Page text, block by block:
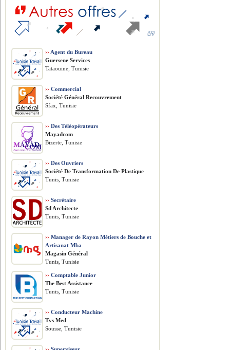
›› Agent du Bureau
Guersene Services
Tataouine, Tunisie
›› Commercial
Société Général Recouvrement
Sfax, Tunisie
›› Des Téléopérateurs
Mayadcom
Bizerte, Tunisie
›› Des Ouvriers
Société De Transformation De Plastique
Tunis, Tunisie
›› Secrétaire
Sd Architecte
Tunis, Tunisie
›› Manager de Rayon Métiers de Bouche et
Artisanat Mba
Magasin Général
Tunis, Tunisie
›› Comptable Junior
The Best Assistance
Tunis, Tunisie
›› Conducteur Machine
Tvs Med
Sousse, Tunisie